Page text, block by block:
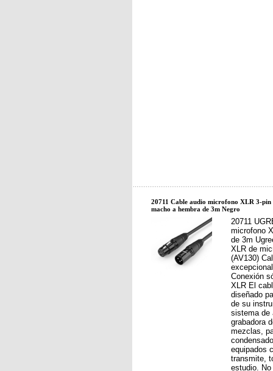
20711 Cable audio microfono XLR 3-
macho a hembra de 3m Negro
20711
microfono
de 3m
XLR de
(AV130)
Conexión
XLR El
diseñado
de su
sistema de
grabadora
mezclas,
equipados
transmite,
estudio.